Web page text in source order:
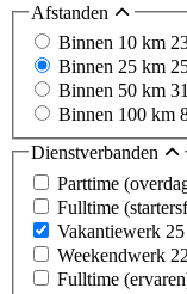
Afstanden
Binnen 10 km
Binnen 25 km
Binnen 50 km 31
Binnen 100 km
Dienstverbanden
Parttime
Fulltime
Vakantiewerk 25
Weekendwerk 22
Fulltime